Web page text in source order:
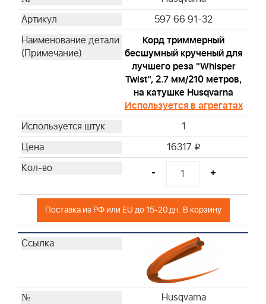
597 66 91-32
Корд триммерный
бесшумный крученый для
лучшего реза "Whisper
Twist", 2.7 мм/210 метров,
на катушке Husqvarna
Используется в агрегатах
1
16317 i
- +
Поставка из РФ или EU до 15-20 дн. В корзину
Husqvarna